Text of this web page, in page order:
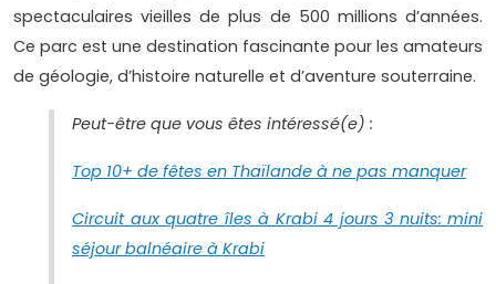
spectaculaires vieilles de plus de 500 millions d’années.
Ce parc est une destination fascinante pour les amateurs
de géologie, d’histoire naturelle et d’aventure souterraine.
Peut-être que vous êtes intéressé(e) :
Top 10+ de fêtes en Thaïlande à ne pas manquer
Circuit aux quatre îles à Krabi 4 jours 3 nuits: mini
séjour balnéaire à Krabi